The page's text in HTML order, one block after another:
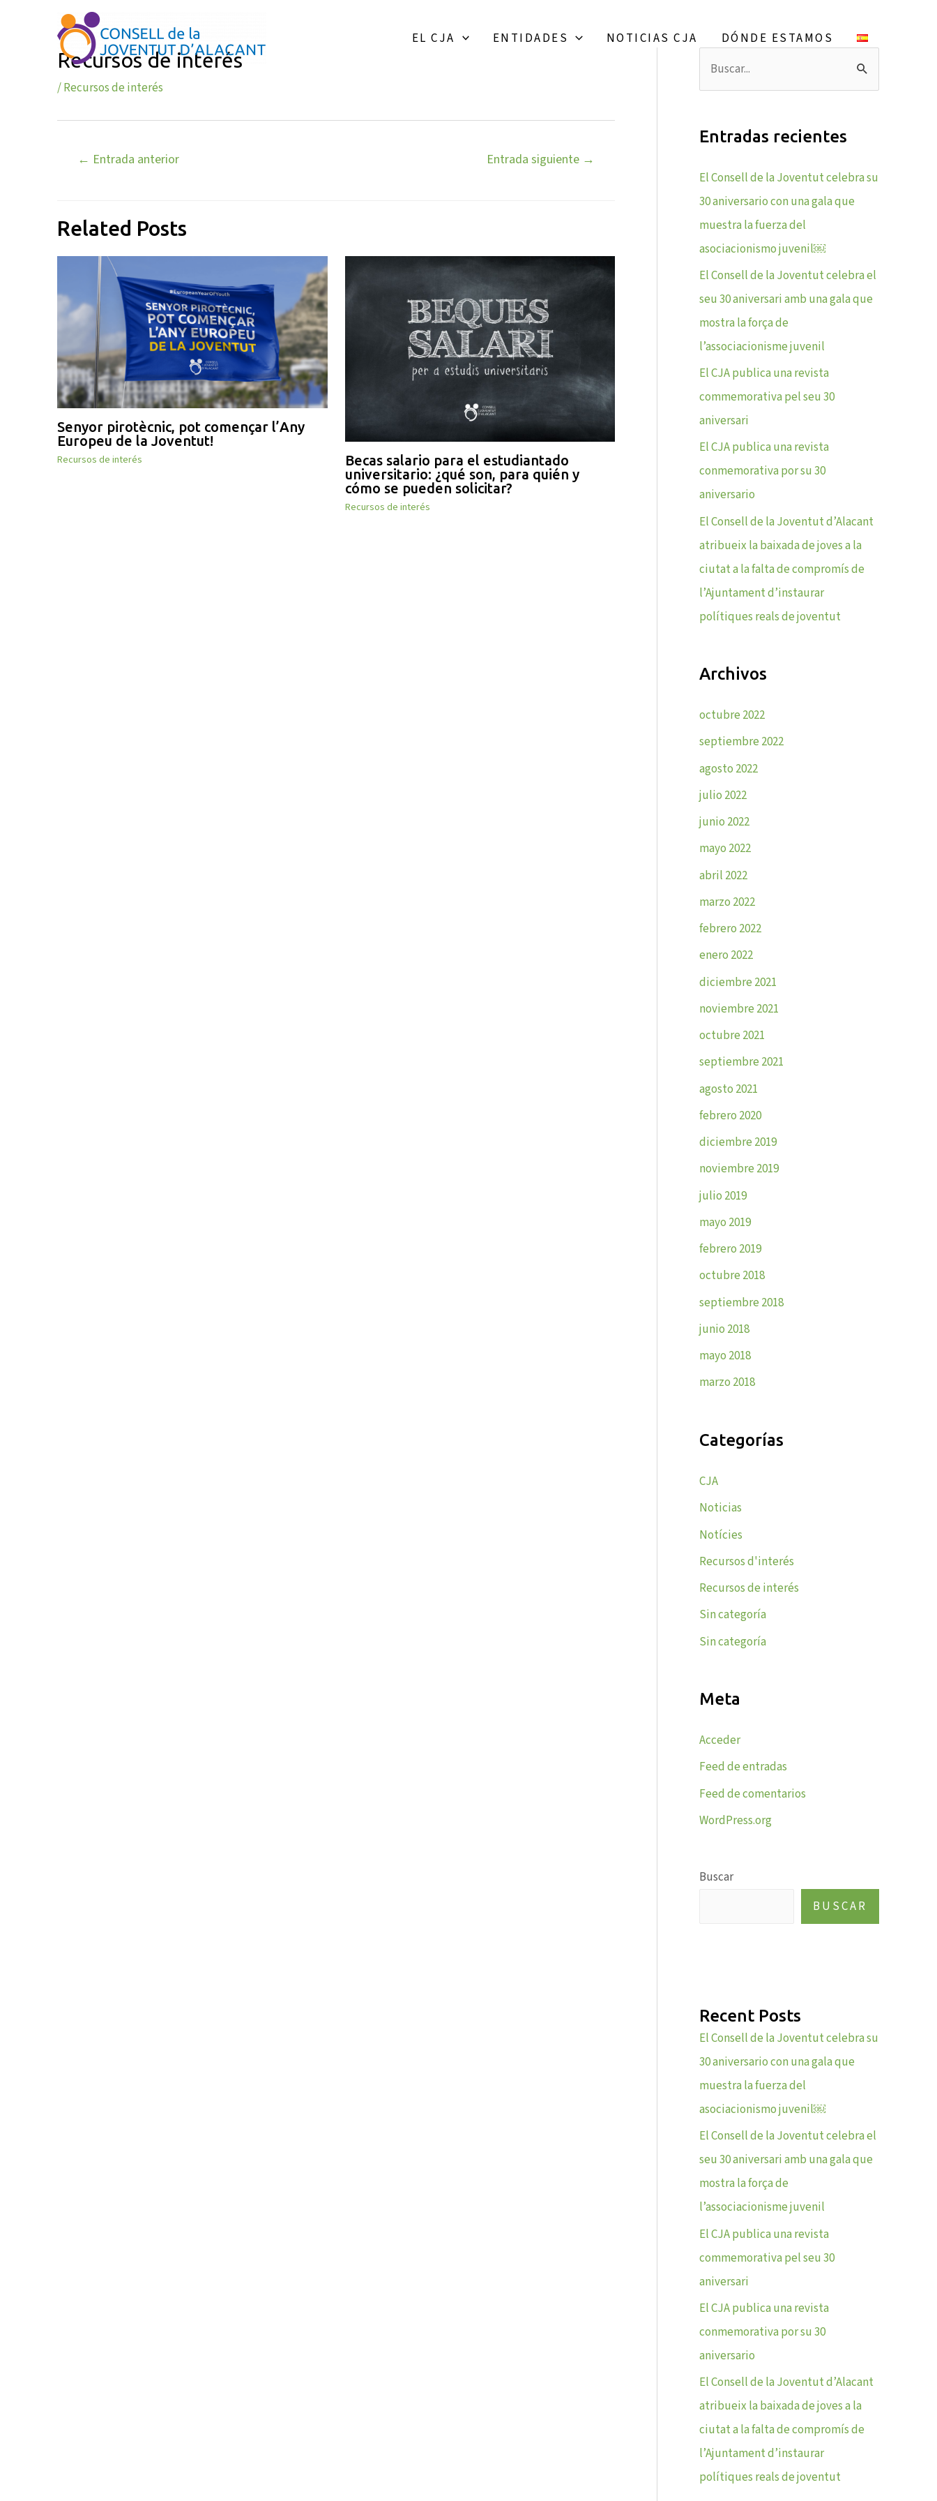
EL CJA ENTIDADES NOTICIAS CJA DÓNDE ESTAMOS
Recursos de interés
/Recursos de interés
Navegación
de
entradas
← Entrada anterior Entrada siguiente →
Related Posts
Senyor pirotècnic, pot començar l’Any
Europeu de la Joventut!
Recursos de interés
Becas salario para el estudiantado
universitario: ¿qué son, para quién y
cómo se pueden solicitar?
Recursos de interés
u
c
Entradas recientes
El Consell de la Joventut celebra su
30 aniversario con una gala que
muestra la fuerza del
asociacionismo juvenil￼
El Consell de la Joventut celebra el
seu 30 aniversari amb una gala que
mostra la força de
l’associacionisme juvenil
El CJA publica una revista
commemorativa pel seu 30
aniversari
El CJA publica una revista
conmemorativa por su 30
aniversario
El Consell de la Joventut d’Alacant
atribueix la baixada de joves a la
ciutat a la falta de compromís de
l’Ajuntament d’instaurar
polítiques reals de joventut
Archivos
octubre 2022
septiembre 2022
agosto 2022
julio 2022
junio 2022
mayo 2022
abril 2022
marzo 2022
febrero 2022
enero 2022
diciembre 2021
noviembre 2021
octubre 2021
septiembre 2021
agosto 2021
febrero 2020
diciembre 2019
noviembre 2019
julio 2019
mayo 2019
febrero 2019
octubre 2018
septiembre 2018
junio 2018
mayo 2018
marzo 2018
Categorías
CJA
Noticias
Notícies
Recursos d'interés
Recursos de interés
Sin categoría
Sin categoría
Meta
Acceder
Feed de entradas
Feed de comentarios
WordPress.org
Buscar
BUSCAR
Recent Posts
El Consell de la Joventut celebra su
30 aniversario con una gala que
muestra la fuerza del
asociacionismo juvenil￼
El Consell de la Joventut celebra el
seu 30 aniversari amb una gala que
mostra la força de
l’associacionisme juvenil
El CJA publica una revista
commemorativa pel seu 30
aniversari
El CJA publica una revista
conmemorativa por su 30
aniversario
El Consell de la Joventut d’Alacant
atribueix la baixada de joves a la
ciutat a la falta de compromís de
l’Ajuntament d’instaurar
polítiques reals de joventut
h